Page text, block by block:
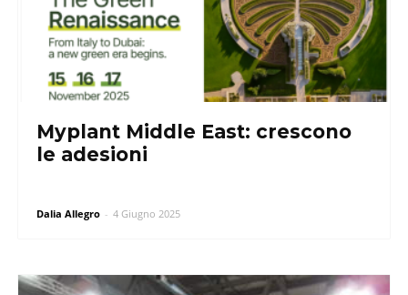
Myplant Middle East: crescono
le adesioni
Dalia Allegro - 4 Giugno 2025